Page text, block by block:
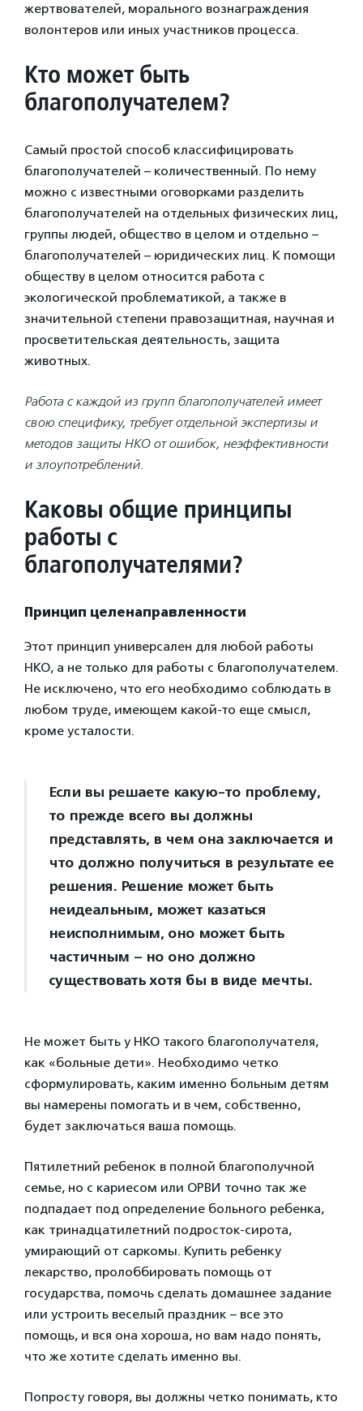
жертвователей, морального вознаграждения
волонтеров или иных участников процесса.
Кто может быть
благополучателем?
Самый простой способ классифицировать
благополучателей – количественный. По нему
можно с известными оговорками разделить
благополучателей на отдельных физических лиц,
группы людей, общество в целом и отдельно –
благополучателей – юридических лиц. К помощи
обществу в целом относится работа с
экологической проблематикой, а также в
значительной степени правозащитная, научная и
просветительская деятельность, защита
животных.
Работа с каждой из групп благополучателей имеет
свою специфику, требует отдельной экспертизы и
методов защиты НКО от ошибок, неэффективности
и злоупотреблений.
Каковы общие принципы
работы с
благополучателями?
Принцип целенаправленности
Этот принцип универсален для любой работы
НКО, а не только для работы с благополучателем.
Не исключено, что его необходимо соблюдать в
любом труде, имеющем какой-то еще смысл,
кроме усталости.
Если вы решаете какую-то проблему,
то прежде всего вы должны
представлять, в чем она заключается и
что должно получиться в результате ее
решения. Решение может быть
неидеальным, может казаться
неисполнимым, оно может быть
частичным – но оно должно
существовать хотя бы в виде мечты.
Не может быть у НКО такого благополучателя,
как «больные дети». Необходимо четко
сформулировать, каким именно больным детям
вы намерены помогать и в чем, собственно,
будет заключаться ваша помощь.
Пятилетний ребенок в полной благополучной
семье, но с кариесом или ОРВИ точно так же
подпадает под определение больного ребенка,
как тринадцатилетний подросток-сирота,
умирающий от саркомы. Купить ребенку
лекарство, пролоббировать помощь от
государства, помочь сделать домашнее задание
или устроить веселый праздник – все это
помощь, и вся она хороша, но вам надо понять,
что же хотите сделать именно вы.
Попросту говоря, вы должны четко понимать, кто